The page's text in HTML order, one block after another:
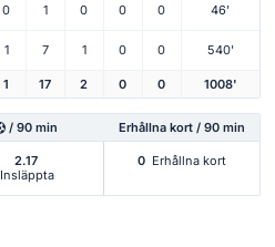
0 1 0 0 0 46'
1 7 1 0 0 540'
1 17 2 0 0 1008'
/ 90 min Erhållna kort / 90 min
2.17
Insläppta
0 Erhållna kort